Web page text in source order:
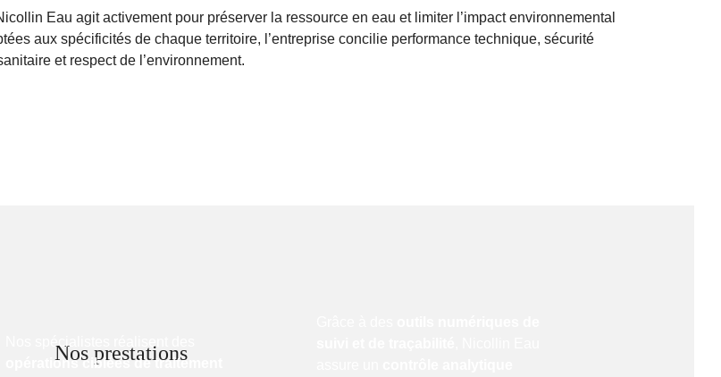
Eau agit activement pour préserver la ressource en eau et limiter l’impact environnemental
aux spécificités de chaque territoire, l’entreprise concilie performance technique, sécurité
et respect de l’environnement.
Nos prestations
opérations ciblées de traitement